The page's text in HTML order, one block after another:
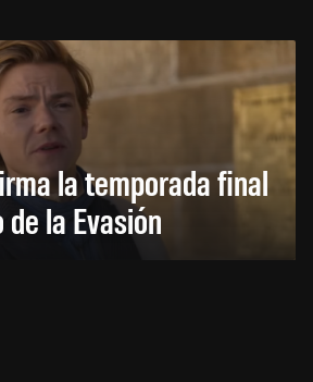
la temporada final
la Evasión